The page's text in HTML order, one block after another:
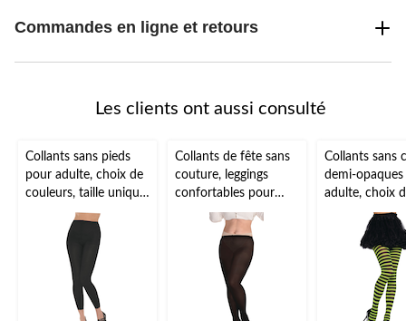
Commandes en ligne et retours
Les clients ont aussi consulté
Collants sans pieds
pour adulte, choix de
couleurs, taille unique,
accessoire de
costume à porter
pour l'Halloween
Collants de fête sans
couture, leggings
confortables pour
l'Halloween, adulte,
couleurs variées,
grande taille
Collants sans
demi-
adulte, choix
couleurs et de
rayures, taille
universelle,
de costume à
pour